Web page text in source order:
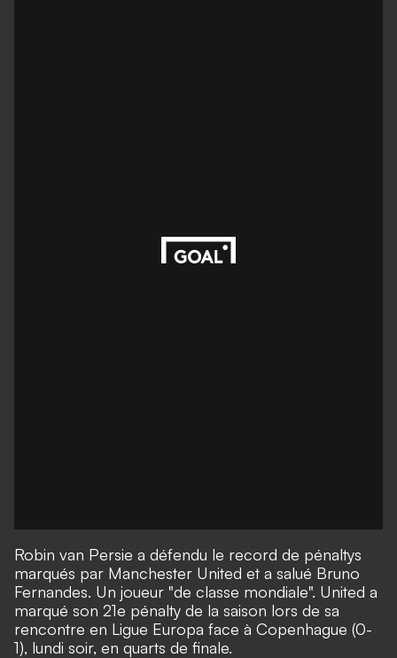
Robin van Persie a défendu le record de pénaltys
marqués par Manchester United et a salué Bruno
Fernandes. Un joueur "de classe mondiale". United a
marqué son 21e pénalty de la saison lors de sa
rencontre en Ligue Europa face à Copenhague (0-
1), lundi soir, en quarts de finale.